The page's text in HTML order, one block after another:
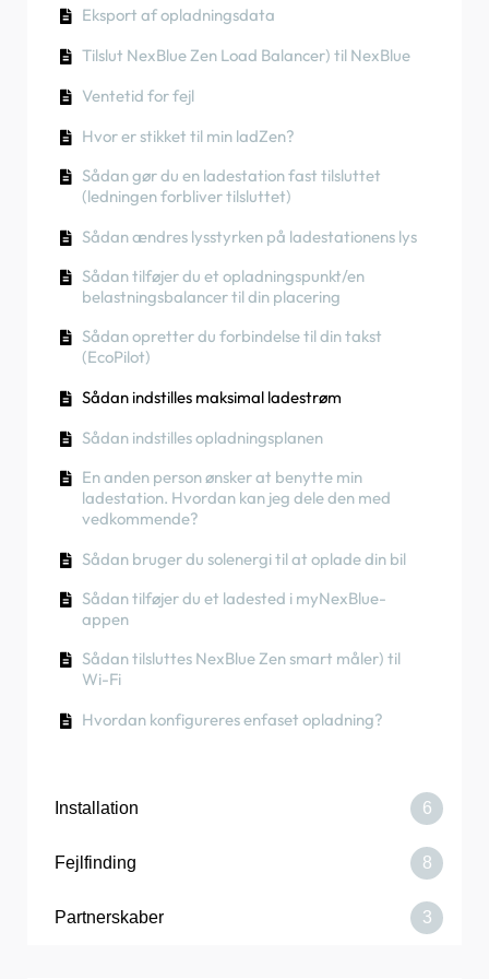
uventet adfærd
Reststrømsbeskyttelse
Fasevridning
Sådan kontrolleres det, om et produkt har udvist
uventet adfærd
Sådan tilsluttes NexBlue Zen smart måler) til
belastningsbalancer
Sådan tilsluttes ladestationen til 4G under/efter
installationen
Sådan udfører du en fabriksindstilling af et
produkt
Sådan oprettes og administreres placeringer
Sådan kontrolleres det, om et produkt har udvist
uventet adfærd
Opladningsstatus
Fasevridning
Sådan overføres ejerskabet til slutkunden
(Partnerportal)
Forudgående konfiguration: Fjernbetjent
færdiggørelse af installationskonfigurationen
på portalen
Skal alle nye installatører have et brugernavn
og en adgangskode?
Hvordan skifter man hovedsikringen på
Partnerportalen？
En anden person ønsker at benytte min
vedkommende?
Opladerfarver
Eksport af opladningsdata
Tilslut NexBlue Zen Load Balancer) til NexBlue
Ventetid for fejl
Hvor er stikket til min ladZen?
Sådan gør du en ladestation fast tilsluttet
(ledningen forbliver tilsluttet)
Sådan ændres lysstyrken på ladestationens lys
Sådan tilføjer du et opladningspunkt/en
belastningsbalancer til din placering
Sådan opretter du forbindelse til din takst
(EcoPilot)
Sådan indstilles maksimal ladestrøm
Sådan indstilles opladningsplanen
En anden person ønsker at benytte min
ladestation. Hvordan kan jeg dele den med
vedkommende?
Sådan bruger du solenergi til at oplade din bil
Sådan tilføjer du et ladested i myNexBlue-
appen
Sådan tilsluttes NexBlue Zen smart måler) til
Wi-Fi
Hvordan konfigureres enfaset opladning?
Installation 6
Sådan bestiller du en Point
Fejlfinding 8
Partnerskaber 3